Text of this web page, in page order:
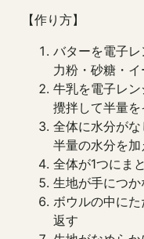
【作り方】
バターを電子
力粉・砂糖・
牛乳を電子レン
攪拌して半量
全体に水分が
半量の水分を加
全体が1つにま
生地が手につ
ボウルの中に
返す